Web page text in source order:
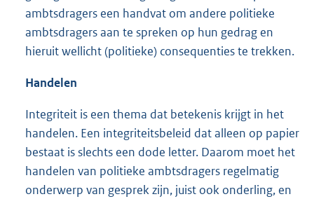
ambtsdragers een handvat om andere politieke
ambtsdragers aan te spreken op hun gedrag en
hieruit wellicht (politieke) consequenties te trekken.
Handelen
Integriteit is een thema dat betekenis krijgt in het
handelen. Een integriteitsbeleid dat alleen op papier
bestaat is slechts een dode letter. Daarom moet het
handelen van politieke ambtsdragers regelmatig
onderwerp van gesprek zijn, juist ook onderling, en